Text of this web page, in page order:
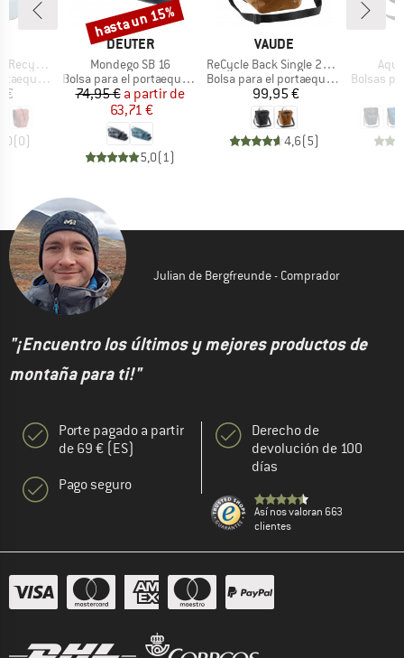
€
(0)
MARCA
DEUTER
Artículo
Mondego SB 16
Product group
Bolsa para el portaequipaje
Precio
74,95 € Precio reducido
a partir de
63,71 €
5,0(1)
Descuento
hasta un 15%
MARCA
VAUDE
Artículo
ReCycle Back Single 20+16
Product group
Bolsa para el portaequipaje
Precio
99,95 €
4,6(5)
Product
Bolsas
Julian de Bergfreunde - Comprador
"¡Encuentro los últimos y mejores productos de
montaña para ti!"
Porte pagado a partir
de 69 € (ES)
Pago seguro
Derecho de
devolución de 100
días
Así nos valoran 663
clientes